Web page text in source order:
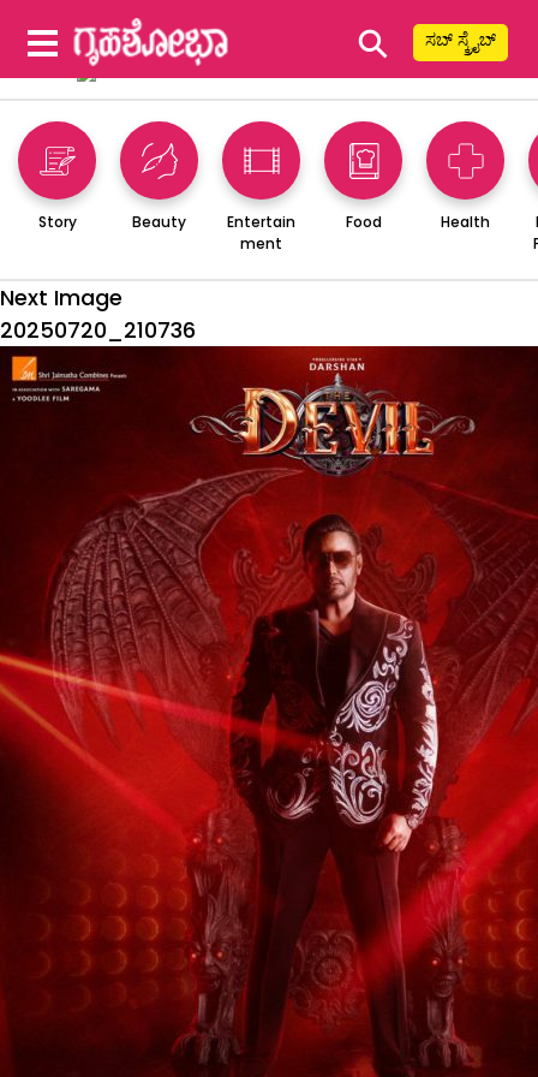
⚲ ಸಬ್ ಸ್ಕ್ರೈಬ್
Story Beauty
Entertain
ment
Food Health
Next Image
20250720_210736